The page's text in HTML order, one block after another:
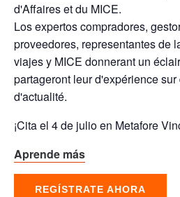
d'Affaires et du MICE.
Los expertos compradores,
proveedores, representantes de
viajes y MICE donnerant un
partageront leur d'expérience
d'actualité.
¡Cita el 4 de julio en Metafore
Aprende más
REGÍSTRATE AHORA